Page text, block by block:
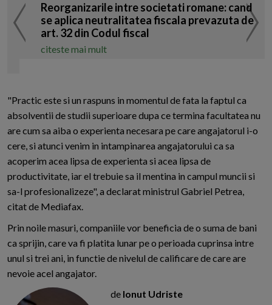
Reorganizarile intre societati romane: cand
se aplica neutralitatea fiscala prevazuta de
art. 32 din Codul fiscal
citeste mai mult
"Practic este si un raspuns in momentul de fata la faptul ca
absolventii de studii superioare dupa ce termina facultatea nu
are cum sa aiba o experienta necesara pe care angajatorul i-o
cere, si atunci venim in intampinarea angajatorului ca sa
acoperim acea lipsa de experienta si acea lipsa de
productivitate, iar el trebuie sa il mentina in campul muncii si
sa-l profesionalizeze", a declarat ministrul Gabriel Petrea,
citat de Mediafax.
Prin noile masuri, companiile vor beneficia de o suma de bani
ca sprijin, care va fi platita lunar pe o perioada cuprinsa intre
unul si trei ani, in functie de nivelul de calificare de care are
nevoie acel angajator.
de Ionut Udriste